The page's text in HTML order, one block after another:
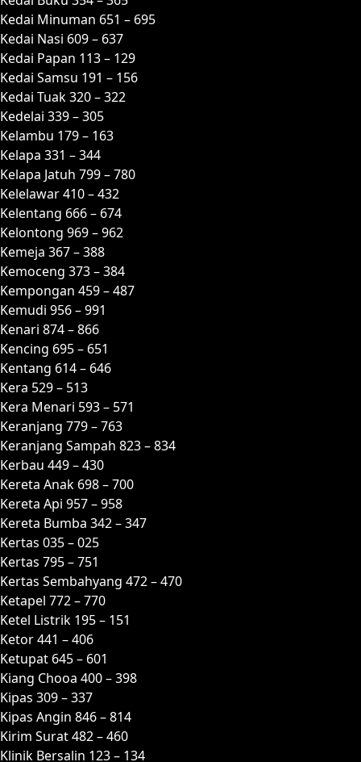
Kedai Minuman 651 – 695
Kedai Nasi 609 – 637
Kedai Papan 113 – 129
Kedai Samsu 191 – 156
Kedai Tuak 320 – 322
Kedelai 339 – 305
Kelambu 179 – 163
Kelapa 331 – 344
Kelapa Jatuh 799 – 780
Kelelawar 410 – 432
Kelentang 666 – 674
Kelontong 969 – 962
Kemeja 367 – 388
Kemoceng 373 – 384
Kempongan 459 – 487
Kemudi 956 – 991
Kenari 874 – 866
Kencing 695 – 651
Kentang 614 – 646
Kera 529 – 513
Kera Menari 593 – 571
Keranjang 779 – 763
Keranjang Sampah 823 – 834
Kerbau 449 – 430
Kereta Anak 698 – 700
Kereta Api 957 – 958
Kereta Bumba 342 – 347
Kertas 035 – 025
Kertas 795 – 751
Kertas Sembahyang 472 – 470
Ketapel 772 – 770
Ketel Listrik 195 – 151
Ketor 441 – 406
Ketupat 645 – 601
Kiang Chooa 400 – 398
Kipas 309 – 337
Kipas Angin 846 – 814
Kirim Surat 482 – 460
Klinik Bersalin 123 – 134